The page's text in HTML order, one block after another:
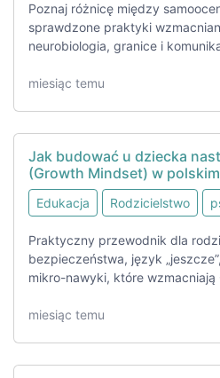
Poznaj różnicę między
sprawdzone praktyki
neurobiologia, granice i
miesiąc temu
Jak budować u dziecka
(Growth Mindset) w
Edukacja Rodzicielstwo
Praktyczny przewodnik dla
bezpieczeństwa, język
mikro-nawyki, które wzmacniają
miesiąc temu